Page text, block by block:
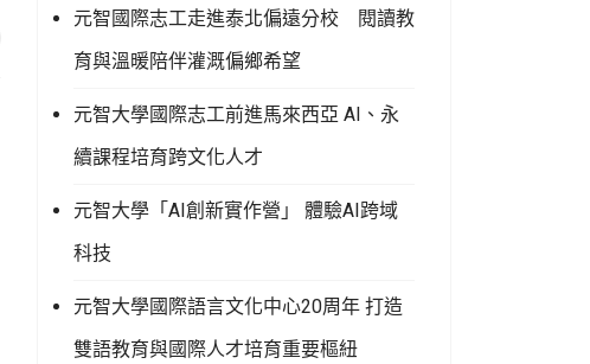
元智國際志工走進泰北偏遠分校 閱讀教
育與溫暖陪伴灌溉偏鄉希望
元智大學國際志工前進馬來西亞 AI、永
續課程培育跨文化人才
元智大學「AI創新實作營」 體驗AI跨域
科技
元智大學國際語言文化中心20周年 打造
雙語教育與國際人才培育重要樞紐